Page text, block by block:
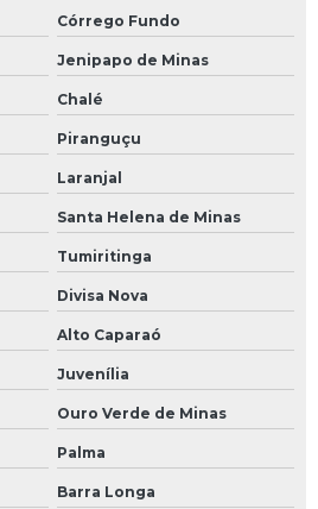
Córrego Fundo
Jenipapo de Minas
Chalé
Piranguçu
Laranjal
Santa Helena de Minas
Tumiritinga
Divisa Nova
Alto Caparaó
Juvenília
Ouro Verde de Minas
Palma
Barra Longa